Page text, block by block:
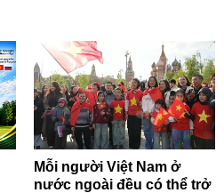
Mỗi người Việt Nam ở
nước ngoài đều có thể trở